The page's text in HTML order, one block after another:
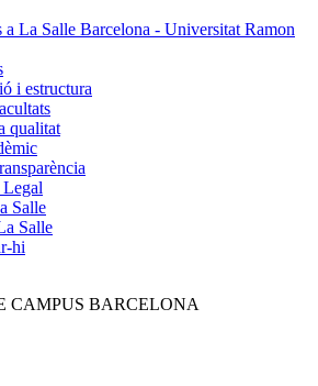
a La Salle Barcelona - Universitat Ramon
i estructura
qualitat
Salle
Salle
hi
CAMPUS BARCELONA